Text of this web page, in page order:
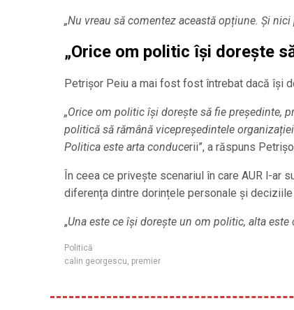
„Nu vreau să comentez această opțiune. Și
„Orice om politic își dorește
Petrișor Peiu a mai fost fost întrebat dacă își
„Orice om politic își dorește să fie președinte,
politică să rămână vicepreședintele
Politica este arta conducerii”, a răspuns
În ceea ce privește scenariul în care AUR l-ar
diferența dintre dorințele personale și
„Una este ce își dorește un om politic, alta este
Politică
calin georgescu premier